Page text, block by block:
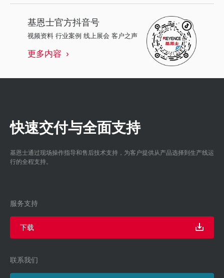
基恩士官方抖音号
视频资料 行业案例 线上展会 客户之声
更多内容
快速交付与全面支持
基恩士通过现场操作指导和售后技术支持，为客户提供从产品选择到生产线运
行的全程支持。
服务支持
下载
联系我们